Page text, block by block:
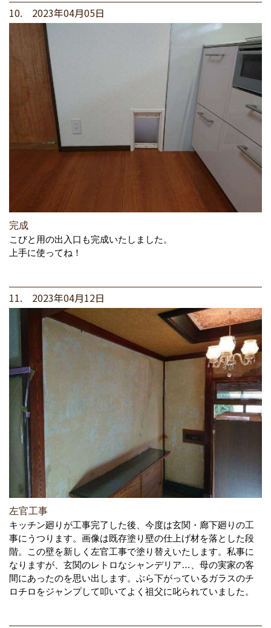
10. 2023年04月05日
完成
こびと用の出入口も完成いたしました。
上手に使ってね！
11. 2023年04月12日
左官工事
キッチン廻りが工事完了した後、今度は玄関・廊下廻りの工
事にうつります。画像は既存塗り壁の仕上げ材を落とした段
階。この壁を新しく左官工事で塗り替えいたします。私事に
なりますが、玄関のレトロなシャンデリア…、母の実家の客
間にあったのを思い出します。ぶら下がっているガラスのチ
ロチロをジャンプして叩いてよく祖父に叱られていました。